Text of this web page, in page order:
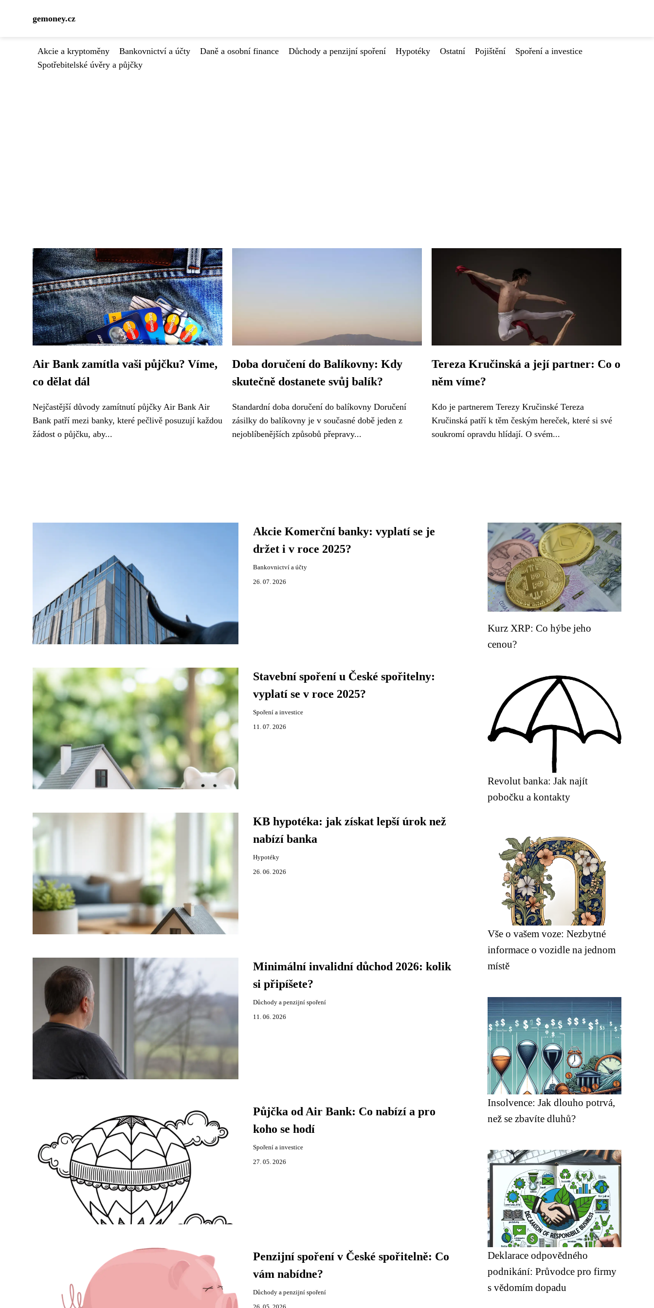
gemoney.cz
Akcie a kryptoměny Bankovnictví a účty Daně a osobní finance Důchody a penzijní spoření Hypotéky Ostatní Pojištění
Spoření a investice
Spotřebitelské úvěry a půjčky
Air Bank zamítla vaši půjčku? Víme,
co dělat dál
Nejčastější důvody zamítnutí půjčky Air Bank Air
Bank patří mezi banky, které pečlivě posuzují každou
žádost o půjčku, aby...
Doba doručení do Balíkovny: Kdy
skutečně dostanete svůj balík?
Standardní doba doručení do balíkovny Doručení
zásilky do balíkovny je v současné době jeden z
nejoblíbenějších způsobů přepravy...
Tereza Kručinská a její partner: Co o
něm víme?
Kdo je partnerem Terezy Kručinské Tereza
Kručinská patří k těm českým hereček, které si své
soukromí opravdu hlídají. O svém...
Akcie Komerční banky: vyplatí se je
držet i v roce 2025?
Bankovnictví a účty
26. 07. 2026
Stavební spoření u České spořitelny:
vyplatí se v roce 2025?
Spoření a investice
11. 07. 2026
KB hypotéka: jak získat lepší úrok než
nabízí banka
Hypotéky
26. 06. 2026
Minimální invalidní důchod 2026: kolik
si připíšete?
Důchody a penzijní spoření
11. 06. 2026
Půjčka od Air Bank: Co nabízí a pro
koho se hodí
Spoření a investice
27. 05. 2026
Penzijní spoření v České spořitelně: Co
vám nabídne?
Důchody a penzijní spoření
Kurz XRP: Co hýbe jeho
cenou?
Revolut banka: Jak najít
pobočku a kontakty
Vše o vašem voze: Nezbytné
informace o vozidle na jednom
místě
Insolvence: Jak dlouho potrvá,
než se zbavíte dluhů?
Deklarace odpovědného
podnikání: Průvodce pro firmy
s vědomím dopadu